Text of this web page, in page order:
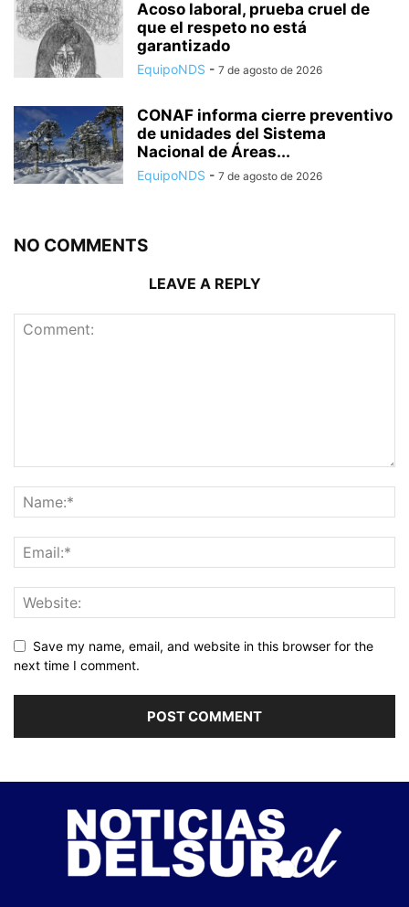
Acoso laboral, prueba cruel de
que el respeto no está
garantizado
EquipoNDS - 7 de agosto de 2026
CONAF informa cierre preventivo
de unidades del Sistema
Nacional de Áreas...
EquipoNDS - 7 de agosto de 2026
NO COMMENTS
LEAVE A REPLY
Save my name, email, and website in this browser for the
next time I comment.